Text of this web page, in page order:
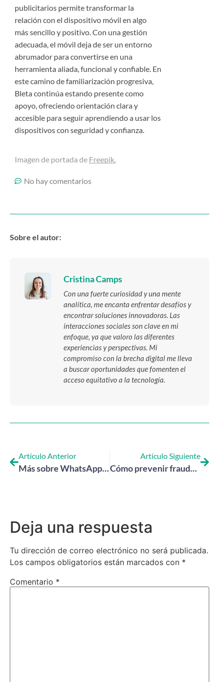
publicitarios permite transformar la
relación con el dispositivo móvil en algo
más sencillo y positivo. Con una gestión
adecuada, el móvil deja de ser un entorno
abrumador para convertirse en una
herramienta aliada, funcional y confiable. En
este camino de familiarización progresiva,
Bleta continúa estando presente como
apoyo, ofreciendo orientación clara y
accesible para seguir aprendiendo a usar los
dispositivos con seguridad y confianza.
Imagen de portada de Freepik.
No hay comentarios
Sobre el autor:
Cristina Camps
Con una fuerte curiosidad y una mente
analítica, me encanta enfrentar desafíos y
encontrar soluciones innovadoras. Las
interacciones sociales son clave en mi
enfoque, ya que valoro las diferentes
experiencias y perspectivas. Mi
compromiso con la brecha digital me lleva
a buscar oportunidades que fomenten el
acceso equitativo a la tecnología.
Artículo Anterior
Más sobre WhatsApp: funciones interesantes para continuar explorando
Artículo Siguiente
Cómo prevenir fraudes bancarios por Internet: 7 recomendaciones esenciales
Deja una respuesta
Tu dirección de correo electrónico no será publicada.
Los campos obligatorios están marcados con *
Comentario *